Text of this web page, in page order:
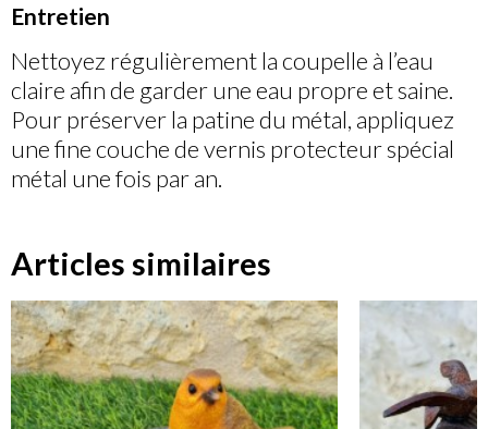
Entretien
Nettoyez régulièrement la coupelle à l’eau
claire afin de garder une eau propre et saine.
Pour préserver la patine du métal, appliquez
une fine couche de vernis protecteur spécial
métal une fois par an.
Articles similaires